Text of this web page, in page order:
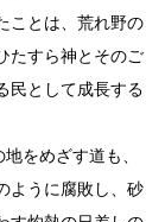
ことは、荒れ野の
たすら神とそのご
民として成長する
をめざす道も、
ように腐敗し、砂